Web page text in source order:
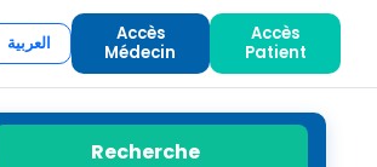
العربية
Accès
Médecin
Accès
Patient
Recherche